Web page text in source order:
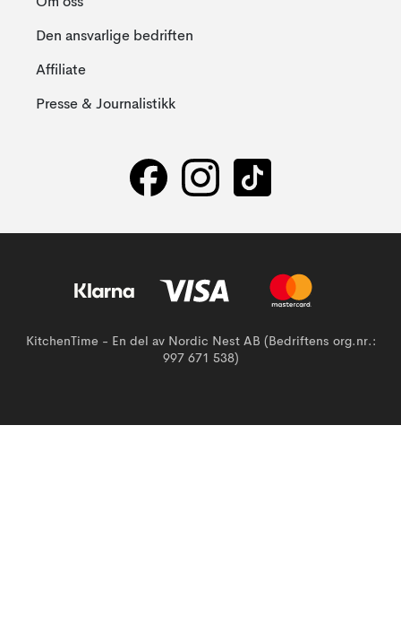
Den ansvarlige bedriften
Affiliate
Presse & Journalistikk
KitchenTime - En del av Nordic Nest AB (Bedriftens org.nr.:
997 671 538)